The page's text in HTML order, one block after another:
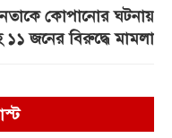
কোপানোর ঘটনায়
জনের বিরুদ্ধে মামলা